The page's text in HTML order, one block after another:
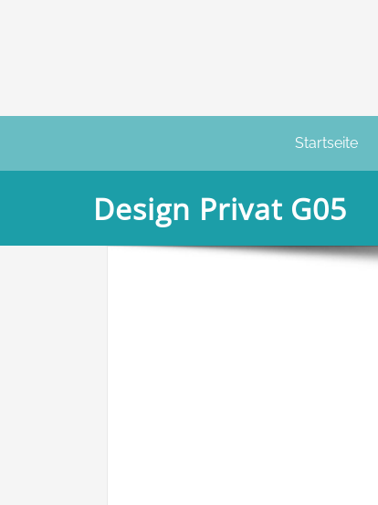
Startseite
Design Privat G05